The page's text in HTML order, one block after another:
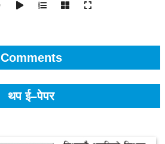
Comments
थप ई–पेपर